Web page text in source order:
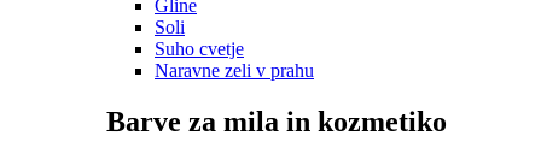
Gline
Soli
Suho cvetje
Naravne zeli v prahu
Barve za mila in kozmetiko